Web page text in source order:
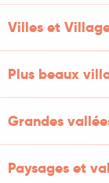
Villes et
Plus beaux
Grandes
Paysages et
Ateliers
SCULPTURE